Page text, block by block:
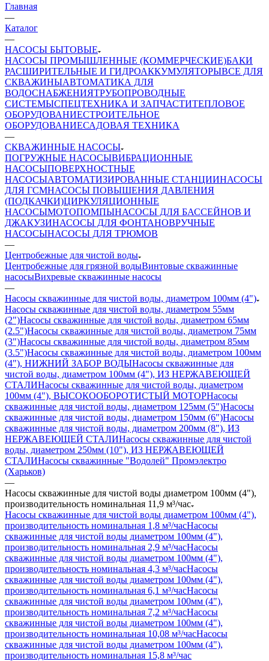
Главная
—
Каталог
—
НАСОСЫ БЫТОВЫЕ
НАСОСЫ ПРОМЫШЛЕННЫЕ (КОММЕРЧЕСКИЕ)БАКИ
РАСШИРИТЕЛЬНЫЕ И ГИДРОАККУМУЛЯТОРЫВСЕ ДЛЯ
СКВАЖИНЫАВТОМАТИКА ДЛЯ
ВОДОСНАБЖЕНИЯТРУБОПРОВОДНЫЕ
СИСТЕМЫСПЕЦТЕХНИКА И ЗАПЧАСТИТЕПЛОВОЕ
ОБОРУДОВАНИЕСТРОИТЕЛЬНОЕ
ОБОРУДОВАНИЕСАДОВАЯ ТЕХНИКА
—
СКВАЖИННЫЕ НАСОСЫ
ПОГРУЖНЫЕ НАСОСЫВИБРАЦИОННЫЕ
НАСОСЫПОВЕРХНОСТНЫЕ
НАСОСЫАВТОМАТИЗИРОВАННЫЕ СТАНЦИИНАСОСЫ
ДЛЯ ГСМНАСОСЫ ПОВЫШЕНИЯ ДАВЛЕНИЯ
(ПОДКАЧКИ)ЦИРКУЛЯЦИОННЫЕ
НАСОСЫМОТОПОМПЫНАСОСЫ ДЛЯ БАССЕЙНОВ И
ДЖАКУЗИНАСОСЫ ДЛЯ ФОНТАНОВРУЧНЫЕ
НАСОСЫНАСОСЫ ДЛЯ ТРЮМОВ
—
Центробежные для чистой воды
Центробежные для грязной водыВинтовые скважинные
насосыВихревые скважинные насосы
—
Насосы скважинные для чистой воды, диаметром 100мм (4")
Насосы скважинные для чистой воды, диаметром 55мм
(2")Насосы скважинные для чистой воды, диаметром 65мм
(2.5")Насосы скважинные для чистой воды, диаметром 75мм
(3")Насосы скважинные для чистой воды, диаметром 85мм
(3.5")Насосы скважинные для чистой воды, диаметром 100мм
(4"), НИЖНИЙ ЗАБОР ВОДЫНасосы скважинные для
чистой воды, диаметром 100мм (4"), ИЗ НЕРЖАВЕЮЩЕЙ
СТАЛИНасосы скважинные для чистой воды, диаметром
100мм (4"), ВЫСОКООБОРОТИСТЫЙ МОТОРНасосы
скважинные для чистой воды, диаметром 125мм (5")Насосы
скважинные для чистой воды, диаметром 150мм (6")Насосы
скважинные для чистой воды, диаметром 200мм (8"), ИЗ
НЕРЖАВЕЮЩЕЙ СТАЛИНасосы скважинные для чистой
воды, диаметром 250мм (10"), ИЗ НЕРЖАВЕЮЩЕЙ
СТАЛИНасосы скважинные "Водолей" Промэлектро
(Харьков)
—
Насосы скважинные для чистой воды диаметром 100мм (4"),
производительность номинальная 11,9 м³/час
Насосы скважинные для чистой воды диаметром 100мм (4"),
производительность номинальная 1,8 м³/часНасосы
скважинные для чистой воды диаметром 100мм (4"),
производительность номинальная 2,9 м³/часНасосы
скважинные для чистой воды диаметром 100мм (4"),
производительность номинальная 4,3 м³/часНасосы
скважинные для чистой воды диаметром 100мм (4"),
производительность номинальная 6,1 м³/часНасосы
скважинные для чистой воды диаметром 100мм (4"),
производительность номинальная 7,2 м³/часНасосы
скважинные для чистой воды диаметром 100мм (4"),
производительность номинальная 10,08 м³/часНасосы
скважинные для чистой воды диаметром 100мм (4"),
производительность номинальная 15,8 м³/час